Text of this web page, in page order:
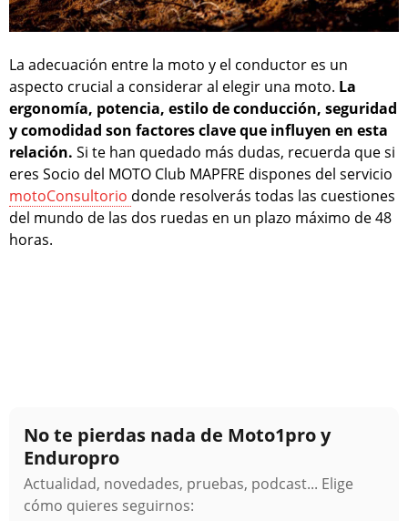
La adecuación entre la moto y el conductor es un
aspecto crucial a considerar al elegir una moto. La
ergonomía, potencia, estilo de conducción, seguridad
y comodidad son factores clave que influyen en esta
relación. Si te han quedado más dudas, recuerda que si
eres Socio del MOTO Club MAPFRE dispones del servicio
motoConsultorio donde resolverás todas las cuestiones
del mundo de las dos ruedas en un plazo máximo de 48
horas.
No te pierdas nada de Moto1pro y
Enduropro
Actualidad, novedades, pruebas, podcast... Elige
cómo quieres seguirnos: